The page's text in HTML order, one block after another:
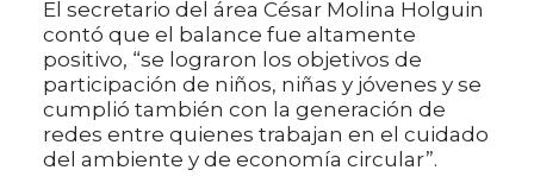
El secretario del área César Molina Holguin
contó que el balance fue altamente
positivo, “se lograron los objetivos de
participación de niños, niñas y jóvenes y se
cumplió también con la generación de
redes entre quienes trabajan en el cuidado
del ambiente y de economía circular”.